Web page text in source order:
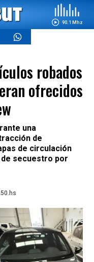
90.1 Mhz
robados
ofrecidos
una
de
de circulación
secuestro por